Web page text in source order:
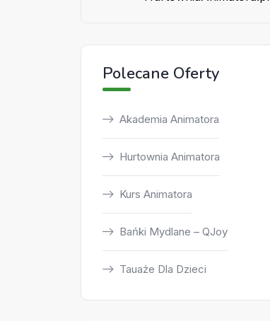
Polecane Oferty
Akademia Animatora
Hurtownia Animatora
Kurs Animatora
Bańki Mydlane – QJoy
Tauaże Dla Dzieci